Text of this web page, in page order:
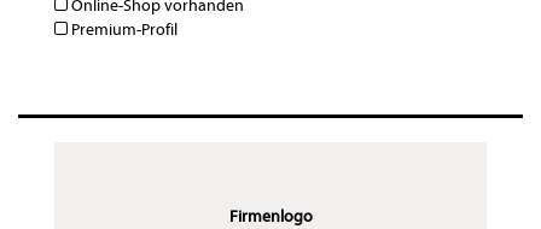
Online-Shop vorhanden
Premium-Profil
Firmenlogo